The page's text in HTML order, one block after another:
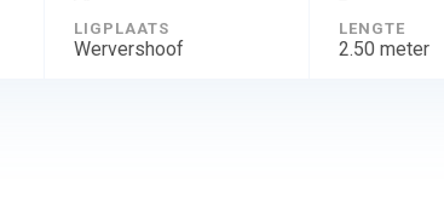
LIGPLAATS
Wervershoof
LENGTE
2.50 meter